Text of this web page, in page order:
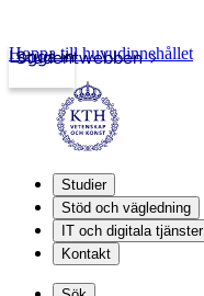
Studentwebben
Logga in
Hoppa till huvudinnehållet
Studier
Stöd och vägledning
IT och digitala tjänster
Kontakt